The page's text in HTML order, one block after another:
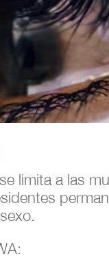
limita a las